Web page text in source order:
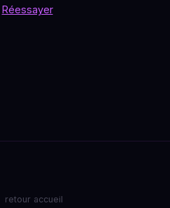
Réessayer
retour accueil